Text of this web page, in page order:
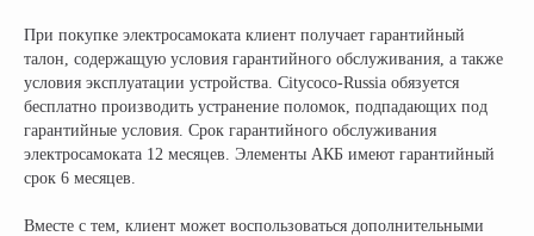
При покупке электросамоката клиент получает гарантийный
талон, содержащую условия гарантийного обслуживания, а также
условия эксплуатации устройства. Citycoco-Russia обязуется
бесплатно производить устранение поломок, подпадающих под
гарантийные условия. Срок гарантийного обслуживания
электросамоката 12 месяцев. Элементы АКБ имеют гарантийный
срок 6 месяцев.
Вместе с тем, клиент может воспользоваться дополнительными
Московская область, г. Мытищи, ул. Ярмарочная с4Б.
Павильон Т 10-15
г. Москва, съезд 91-й км МКАД
Ростовское Шоссе 11/4
г. Краснодар
ОГРН: 319505300005981